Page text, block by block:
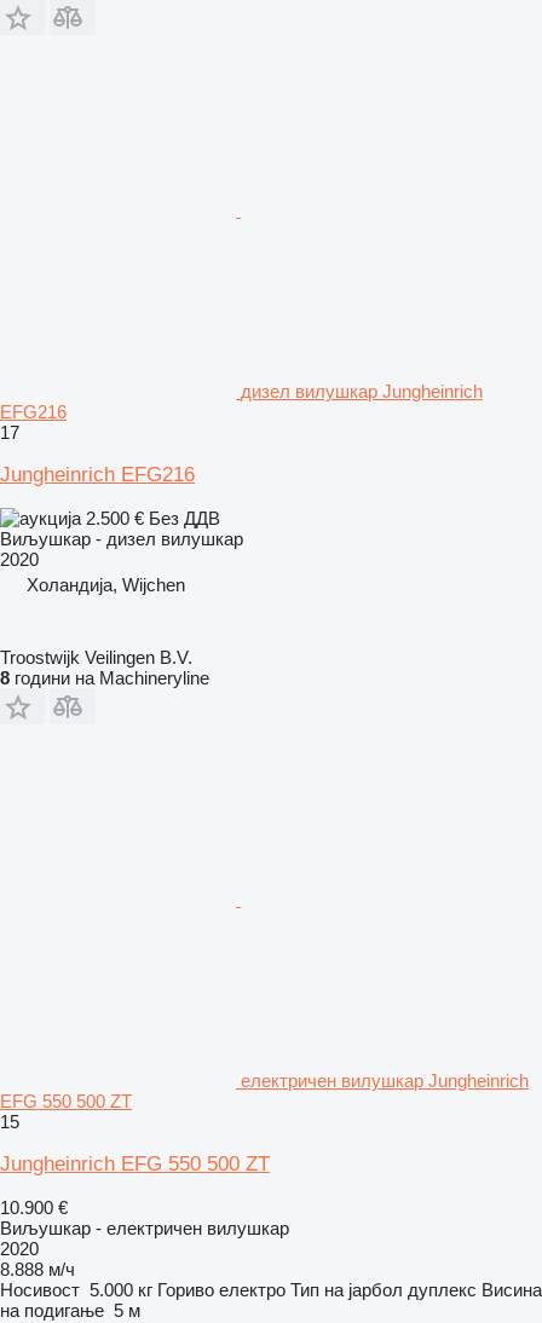
дизел вилушкар Jungheinrich
EFG216
17
Jungheinrich EFG216
2.500 € Без ДДВ
Виљушкар - дизел вилушкар
2020
Холандија, Wijchen
Troostwijk Veilingen B.V.
8 години на Machineryline
електричен вилушкар Jungheinrich
EFG 550 500 ZT
15
Jungheinrich EFG 550 500 ZT
10.900 €
Виљушкар - електричен вилушкар
2020
8.888 м/ч
Носивост 5.000 кг Гориво електро Тип на јарбол дуплекс Висина
на подигање 5 м